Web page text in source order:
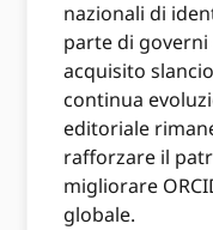
nazionali di
parte di
acquisito
continua
editoriale
rafforzare il
migliorare
globale.